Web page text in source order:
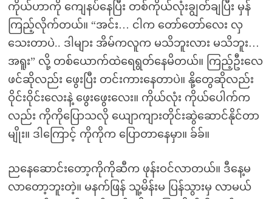
ကိုယ်ဟာကို ကျေနပ်နေပြီး တစ်ကိုယ်လုံးချွတ်ချပြီး မှန်
ကြည့်လိုက်တယ်။ “အင်း… ငါက တော်တော်လေး လှ
သေးတာပဲ.. ဒါများ အိမ်ကလူက မသိဘူးလား မသိဘူး…
အရူး” လို့ တစ်ယောက်ထဲရေရွတ်နေမိတယ်။ ကြည့်ဦးလေ
ဖင်ဆိုလည်း ဖွေးပြီး တင်းကားနေတာပဲ။ နို့တွေဆိုလည်း
ဝိုင်းဝိုင်းလေးနဲ့ ဖွေးဖွေးလေး။ ကိုယ်လုံး ကိုယ်ပေါက်က
လည်း ကိုကိုပြောသလို ယျောကျားတိုင်းဆွဲဆောင်နိုင်တာ
မျိုး။ ဒါကြောင့် ကိုကိုက ပြောတာနေမှာ။ ခ်ခ်။
ညနေဆောင်းတော့ကိုကိုဆီက ဖုန်းဝင်လာတယ်။ ဒီနေ့မ
လာတော့ဘူးတဲ့။ မနက်ဖြန် သူ့မိန်းမ ပြန်သွားမှ လာမယ်